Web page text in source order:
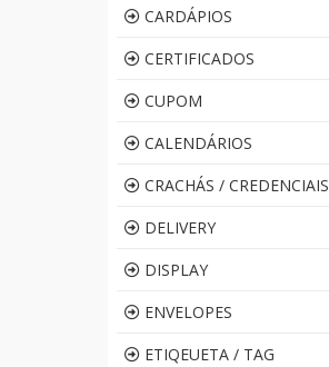
CARDÁPIOS
CERTIFICADOS
CUPOM
CALENDÁRIOS
CRACHÁS / CREDENCIAIS
DELIVERY
DISPLAY
ENVELOPES
ETIQEUETA / TAG